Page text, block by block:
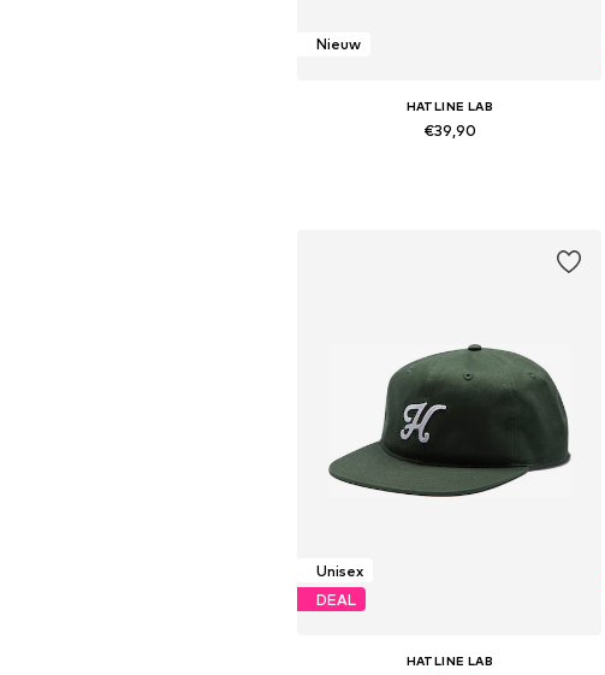
Nieuw
HATLINE LAB
€39,90
Unisex
DEAL
HATLINE LAB